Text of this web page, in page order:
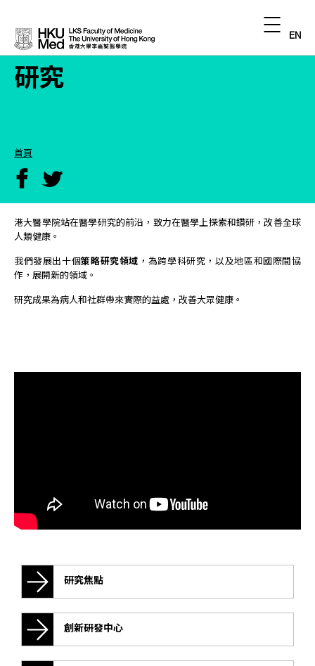
EN
研究
首頁
港大醫學院站在醫學研究的前沿，致力在醫學上探索和鑽研，改善全球
人類健康。
我們發展出十個策略研究領域 ，為跨學科研究，以及地區和國際間協
作，展開新的領域。
研究成果為病人和社群帶來實際的益處，改善大眾健康。
研究焦點
創新研發中心